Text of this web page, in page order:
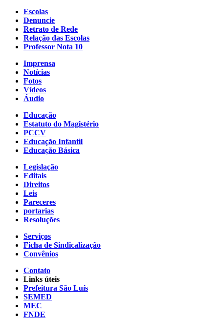
Escolas
Denuncie
Retrato de Rede
Relação das Escolas
Professor Nota 10
Imprensa
Notícias
Fotos
Vídeos
Áudio
Educação
Estatuto do Magistério
PCCV
Educação Infantil
Educação Básica
Legislação
Editais
Direitos
Leis
Pareceres
portarias
Resoluções
Serviços
Ficha de Sindicalização
Convênios
Contato
Links úteis
Prefeitura São Luís
SEMED
MEC
FNDE